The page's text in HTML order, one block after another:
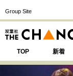
Group Site
TOP 新着